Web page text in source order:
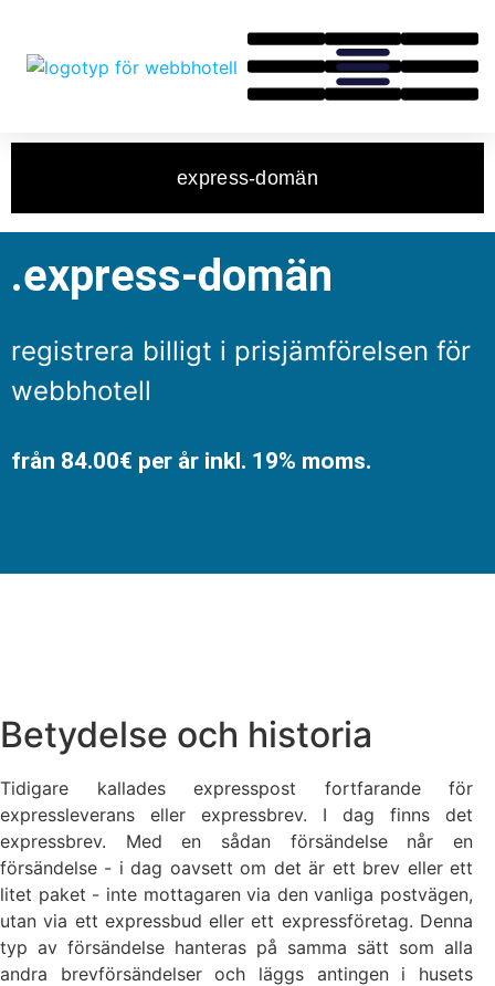
express-domän
.express-domän
registrera billigt i prisjämförelsen för
webbhotell
från 84.00€ per år inkl. 19% moms.
Betydelse och historia
Tidigare kallades expresspost fortfarande för
expressleverans eller expressbrev. I dag finns det
expressbrev. Med en sådan försändelse når en
försändelse - i dag oavsett om det är ett brev eller ett
litet paket - inte mottagaren via den vanliga postvägen,
utan via ett expressbud eller ett expressföretag. Denna
typ av försändelse hanteras på samma sätt som alla
andra brevförsändelser och läggs antingen i husets